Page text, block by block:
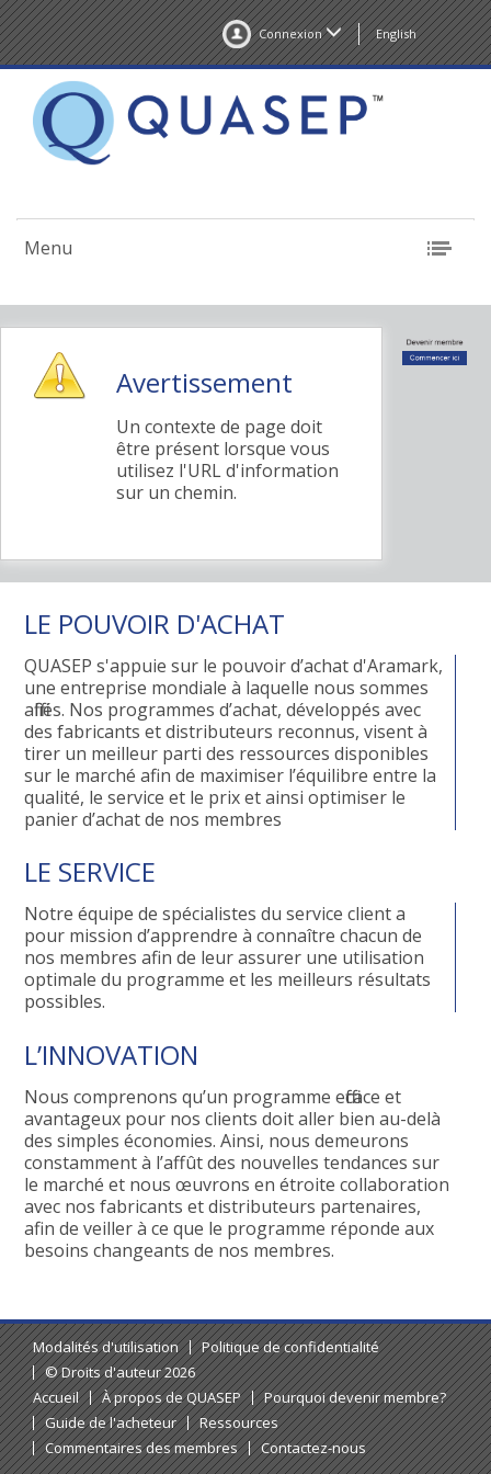
Connexion English
Menu
Avertissement
Un contexte de page doit
être présent lorsque vous
utilisez l'URL d'information
sur un chemin.
LE POUVOIR D'ACHAT
QUASEP s'appuie sur le pouvoir d’achat d'Aramark,
une entreprise mondiale à laquelle nous sommes
affiliés. Nos programmes d’achat, développés avec
des fabricants et distributeurs reconnus, visent à
tirer un meilleur parti des ressources disponibles
sur le marché afin de maximiser l’équilibre entre la
qualité, le service et le prix et ainsi optimiser le
panier d’achat de nos membres
LE SERVICE
Notre équipe de spécialistes du service client a
pour mission d’apprendre à connaître chacun de
nos membres afin de leur assurer une utilisation
optimale du programme et les meilleurs résultats
possibles.
L’INNOVATION
Nous comprenons qu’un programme efficace et
avantageux pour nos clients doit aller bien au-delà
des simples économies. Ainsi, nous demeurons
constamment à l’affût des nouvelles tendances sur
le marché et nous œuvrons en étroite collaboration
avec nos fabricants et distributeurs partenaires,
afin de veiller à ce que le programme réponde aux
besoins changeants de nos membres.
Modalités d'utilisation
Politique de confidentialité
© Droits d'auteur 2026
Accueil
À propos de QUASEP
Pourquoi devenir membre?
Guide de l'acheteur
Ressources
Commentaires des membres
Contactez-nous